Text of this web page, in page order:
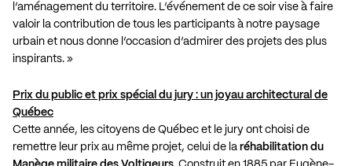
l’aménagement du territoire. L’événement de ce soir vise à faire
valoir la contribution de tous les participants à notre paysage
urbain et nous donne l’occasion d’admirer des projets des plus
inspirants. »
Prix du public et prix spécial du jury : un joyau architectural de
Québec
Cette année, les citoyens de Québec et le jury ont choisi de
remettre leur prix au même projet, celui de la réhabilitation du